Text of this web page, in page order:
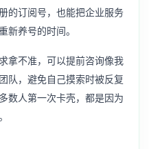
的订阅号，也能把企业服务
新养号的时间。
拿不准，可以提前咨询像我
队，避免自己摸索时被反复
数人第一次卡壳，都是因为